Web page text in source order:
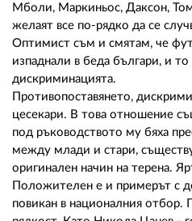
Мболи, Маркиньос, Даксон,
желаят все по-рядко да се
Оптимист съм и смятам, че
изпаднали в беда българи, и
дискриминацията.
Противопоставянето,
цесекари. В това отношение
под ръководството му бяха
между млади и стари,
оригинален начин на терена.
Положителен е и примерът с
повикан в националния